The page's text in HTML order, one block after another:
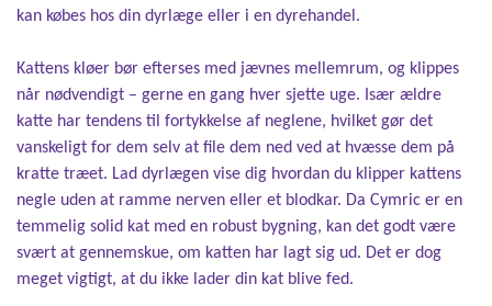
kan købes hos din dyrlæge eller i en dyrehandel.
Kattens kløer bør efterses med jævnes mellemrum, og klippes
når nødvendigt – gerne en gang hver sjette uge. Især ældre
katte har tendens til fortykkelse af neglene, hvilket gør det
vanskeligt for dem selv at file dem ned ved at hvæsse dem på
kratte træet. Lad dyrlægen vise dig hvordan du klipper kattens
negle uden at ramme nerven eller et blodkar. Da Cymric er en
temmelig solid kat med en robust bygning, kan det godt være
svært at gennemskue, om katten har lagt sig ud. Det er dog
meget vigtigt, at du ikke lader din kat blive fed.